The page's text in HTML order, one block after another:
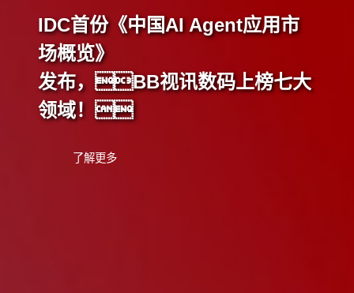
IDC首份《中国AI Agent应用市
场概览》
发布，BB视讯数码上榜七大
领域！
了解更多